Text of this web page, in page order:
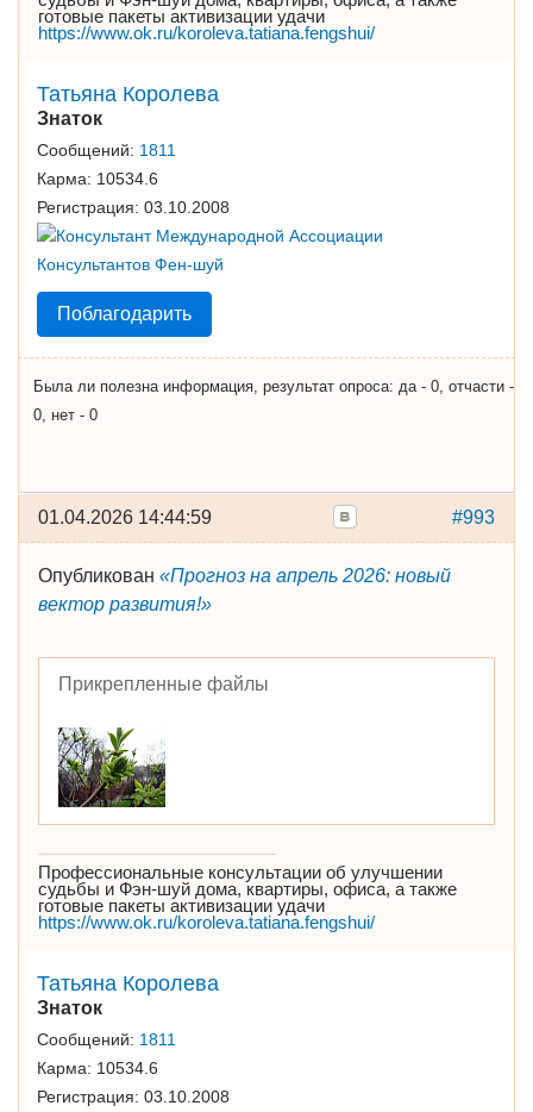
готовые пакеты активизации удачи
https://www.ok.ru/koroleva.tatiana.fengshui/
Татьяна Королева
Знаток
Сообщений: 1811
Карма: 10534.6
Регистрация: 03.10.2008
Поблагодарить
Была ли полезна информация, результат опроса: да - 0, отчасти -
0, нет - 0
#993
01.04.2026 14:44:59
Опубликован «Прогноз на апрель 2026: новый
вектор развития!»
Прикрепленные файлы
Профессиональные консультации об улучшении
судьбы и Фэн-шуй дома, квартиры, офиса, а также
готовые пакеты активизации удачи
https://www.ok.ru/koroleva.tatiana.fengshui/
Татьяна Королева
Знаток
Сообщений: 1811
Карма: 10534.6
Регистрация: 03.10.2008